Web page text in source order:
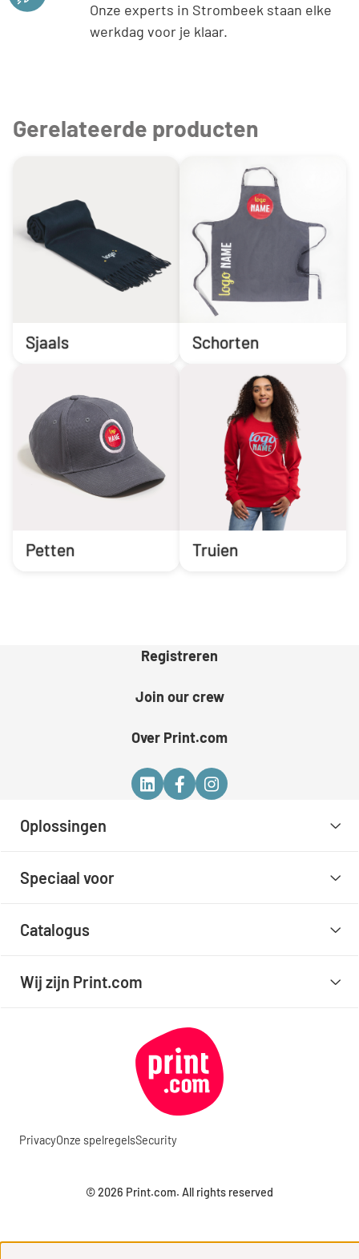
Onze experts in Strombeek staan elke
werkdag voor je klaar.
Gerelateerde producten
Sjaals Schorten
Petten Truien
Registreren
Join our crew
Over Print.com
Oplossingen
Speciaal voor
Catalogus
Wij zijn Print.com
© 2026 Print.com. All rights reserved
PrivacyOnze spelregelsSecurity